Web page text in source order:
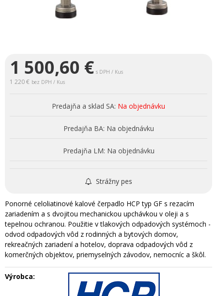
1 500,60 € s DPH / Kus
1 220 € bez DPH / Kus
Predajňa a sklad SA: Na objednávku
Predajňa BA: Na objednávku
Predajňa LM: Na objednávku
Strážny pes
Ponorné celoliatinové kalové čerpadlo HCP typ GF s rezacím
zariadením a s dvojitou mechanickou upchávkou v oleji a s
tepelnou ochranou. Použitie v tlakových odpadových systémoch -
odvod odpadových vôd z rodinných a bytových domov,
rekreačných zariadení a hotelov, doprava odpadových vôd z
komerčných objektov, priemyselných závodov, nemocníc a škôl.
Výrobca: